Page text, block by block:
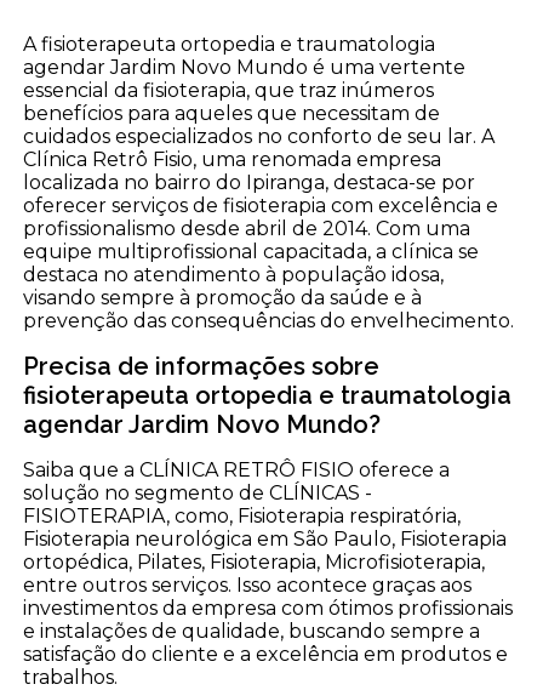
A fisioterapeuta ortopedia e traumatologia
agendar Jardim Novo Mundo é uma vertente
essencial da fisioterapia, que traz inúmeros
benefícios para aqueles que necessitam de
cuidados especializados no conforto de seu lar. A
Clínica Retrô Fisio, uma renomada empresa
localizada no bairro do Ipiranga, destaca-se por
oferecer serviços de fisioterapia com excelência e
profissionalismo desde abril de 2014. Com uma
equipe multiprofissional capacitada, a clínica se
destaca no atendimento à população idosa,
visando sempre à promoção da saúde e à
prevenção das consequências do envelhecimento.
Precisa de informações sobre
fisioterapeuta ortopedia e traumatologia
agendar Jardim Novo Mundo?
Saiba que a CLÍNICA RETRÔ FISIO oferece a
solução no segmento de CLÍNICAS -
FISIOTERAPIA, como, Fisioterapia respiratória,
Fisioterapia neurológica em São Paulo, Fisioterapia
ortopédica, Pilates, Fisioterapia, Microfisioterapia,
entre outros serviços. Isso acontece graças aos
investimentos da empresa com ótimos profissionais
e instalações de qualidade, buscando sempre a
satisfação do cliente e a excelência em produtos e
trabalhos.